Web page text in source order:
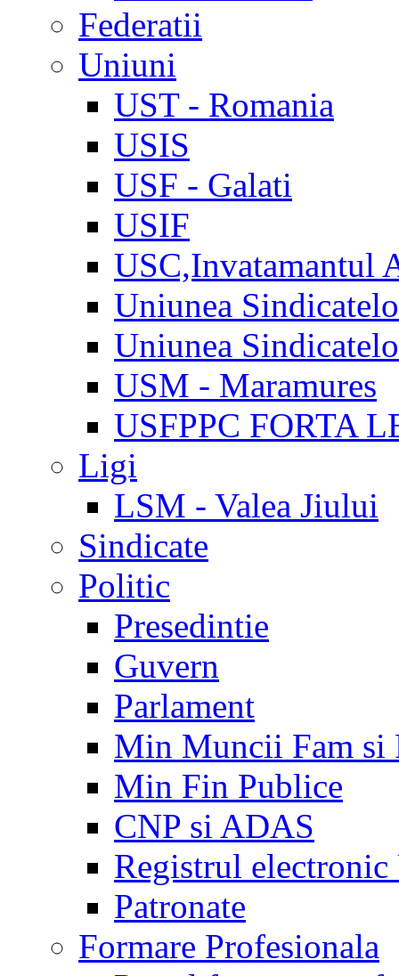
Federatii
Uniuni
UST - Romania
USIS
USF - Galati
USIF
USC,Invatamantul
Uniunea
Uniunea
USM - Maramures
USFPPC FORTA
Ligi
LSM - Valea Jiului
Sindicate
Politic
Presedintie
Guvern
Parlament
Min Muncii Fam si
Min Fin Publice
CNP si ADAS
Registrul electronic
Patronate
Formare Profesionala